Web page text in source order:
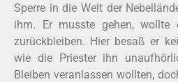
Sperre in die Welt der
ihm. Er musste gehen, wollte
zurückbleiben. Hier besaß er
wie die Priester ihn
Bleiben veranlassen wollten,